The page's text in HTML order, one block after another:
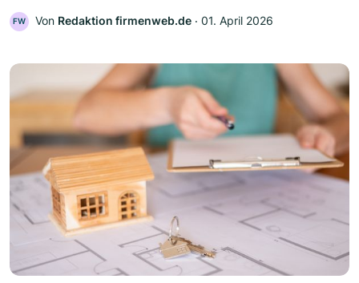
FW Von Redaktion firmenweb.de ‧ 01. April 2026